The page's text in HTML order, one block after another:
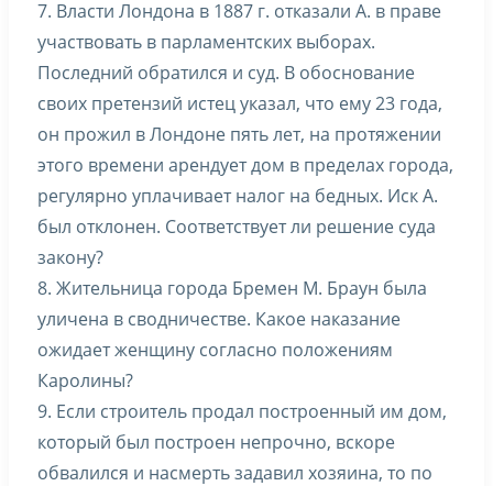
7. Власти Лондона в 1887 г. отказали А. в праве
участвовать в парламентских выборах.
Последний обратился и суд. В обоснование
своих претензий истец указал, что ему 23 года,
он прожил в Лондоне пять лет, на протяжении
этого времени арендует дом в пределах города,
регулярно уплачивает налог на бедных. Иск А.
был отклонен. Соответствует ли решение суда
закону?
8. Жительница города Бремен М. Браун была
уличена в сводничестве. Какое наказание
ожидает женщину согласно положениям
Каролины?
9. Если строитель продал построенный им дом,
который был построен непрочно, вскоре
обвалился и насмерть задавил хозяина, то по